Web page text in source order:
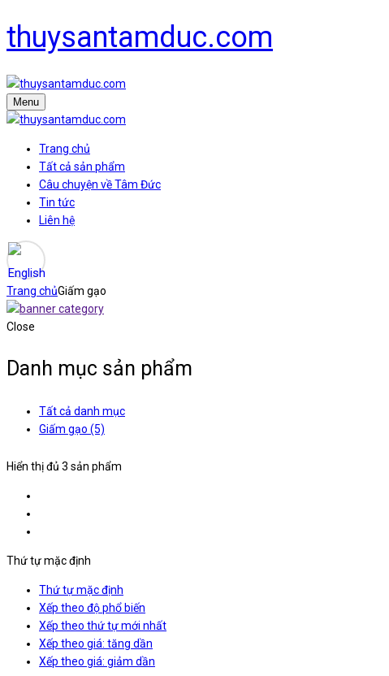
thuysantamduc.com
Menu
Trang chủ
Tất cả sản phẩm
Câu chuyện về Tâm Đức
Tin tức
Liên hệ
Trang chủGiấm gạo
Close
Danh mục sản phẩm
Tất cả danh mục
Giấm gạo (5)
Hiển thị đủ 3 sản phẩm
Thứ tự mặc định
Thứ tự mặc định
Xếp theo độ phổ biến
Xếp theo thứ tự mới nhất
Xếp theo giá: tăng dần
Xếp theo giá: giảm dần